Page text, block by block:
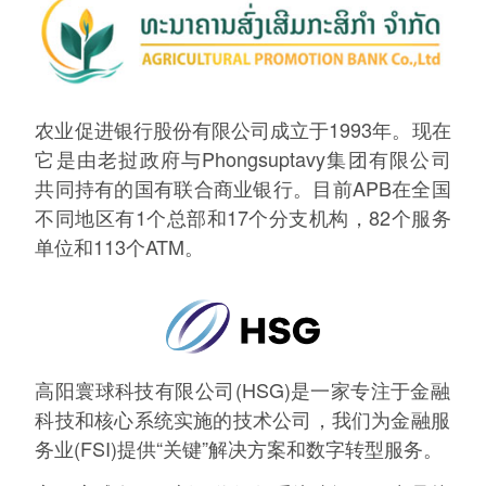
农业促进银行股份有限公司成立于1993年。现在
它是由老挝政府与Phongsuptavy集团有限公司
共同持有的国有联合商业银行。目前APB在全国
不同地区有1个总部和17个分支机构，82个服务
单位和113个ATM。
高阳寰球科技有限公司(HSG)是一家专注于金融
科技和核心系统实施的技术公司，我们为金融服
务业(FSI)提供“关键”解决方案和数字转型服务。